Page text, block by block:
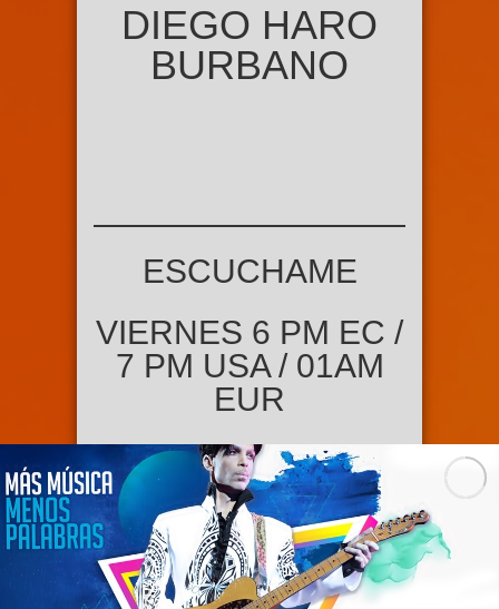
DIEGO HARO
BURBANO
ESCUCHAME
VIERNES 6 PM EC /
7 PM USA / 01AM
EUR